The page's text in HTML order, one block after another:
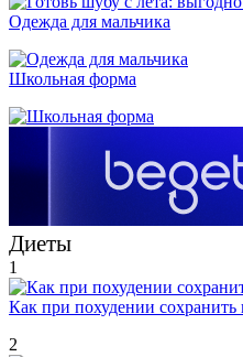
Одежда для мальчика
Школьная форма
Диеты
1
Как при похудении сохранить
2